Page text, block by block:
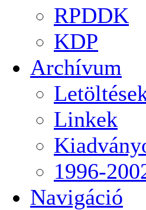
RPDDK
KDP
Archívum
Linkek
1996-
Navigáció